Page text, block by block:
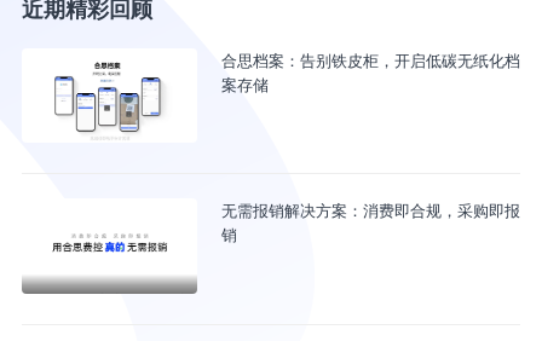
近期精彩回顾
合思档案：告别铁皮柜，开启低碳无纸化档
案存储
无需报销解决方案：消费即合规，采购即报
销